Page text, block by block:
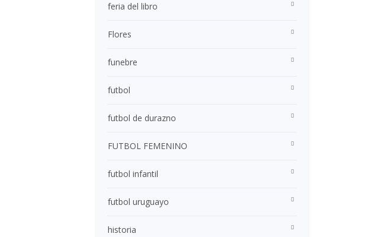
feria del libro
Flores
funebre
futbol
futbol de durazno
FUTBOL FEMENINO
futbol infantil
futbol uruguayo
historia